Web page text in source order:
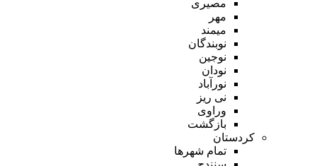
مصیری
مهر
میمند
نوبندگان
نوجین
نودان
نورآباد
نی ریز
وراوی
بازگشت
کردستان
تمام شهر‌ها